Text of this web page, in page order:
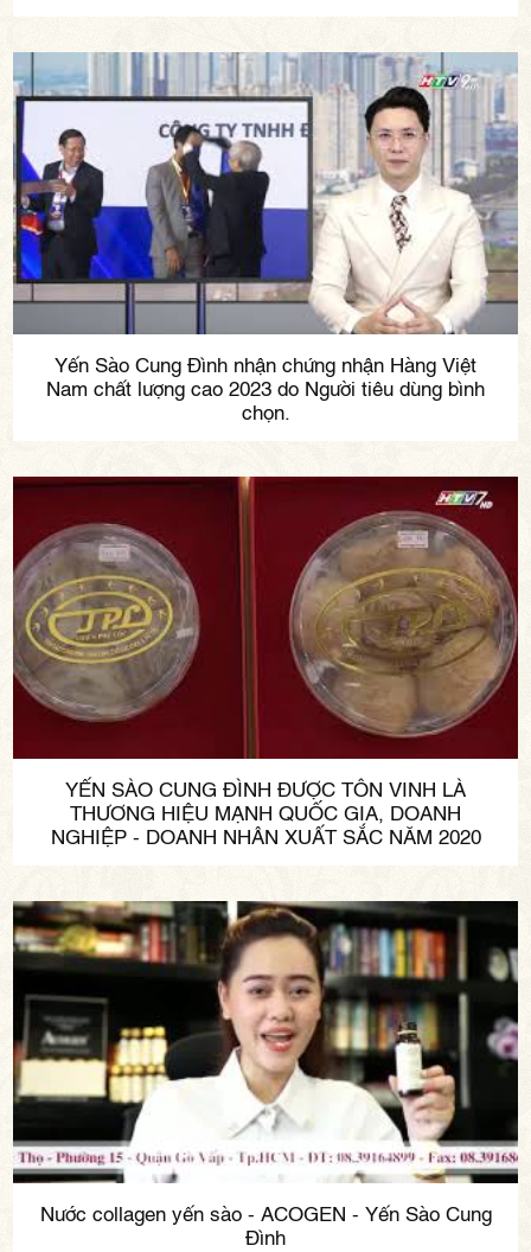
Yến Sào Cung Đình nhận chứng nhận Hàng Việt
Nam chất lượng cao 2023 do Người tiêu dùng bình
chọn.
YẾN SÀO CUNG ĐÌNH ĐƯỢC TÔN VINH LÀ
THƯƠNG HIỆU MẠNH QUỐC GIA, DOANH
NGHIỆP - DOANH NHÂN XUẤT SẮC NĂM 2020
Nước collagen yến sào - ACOGEN - Yến Sào Cung
Đình